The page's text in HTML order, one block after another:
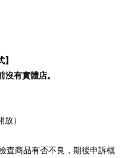
有實體店。
）
查商品有否不良，期後申訴概